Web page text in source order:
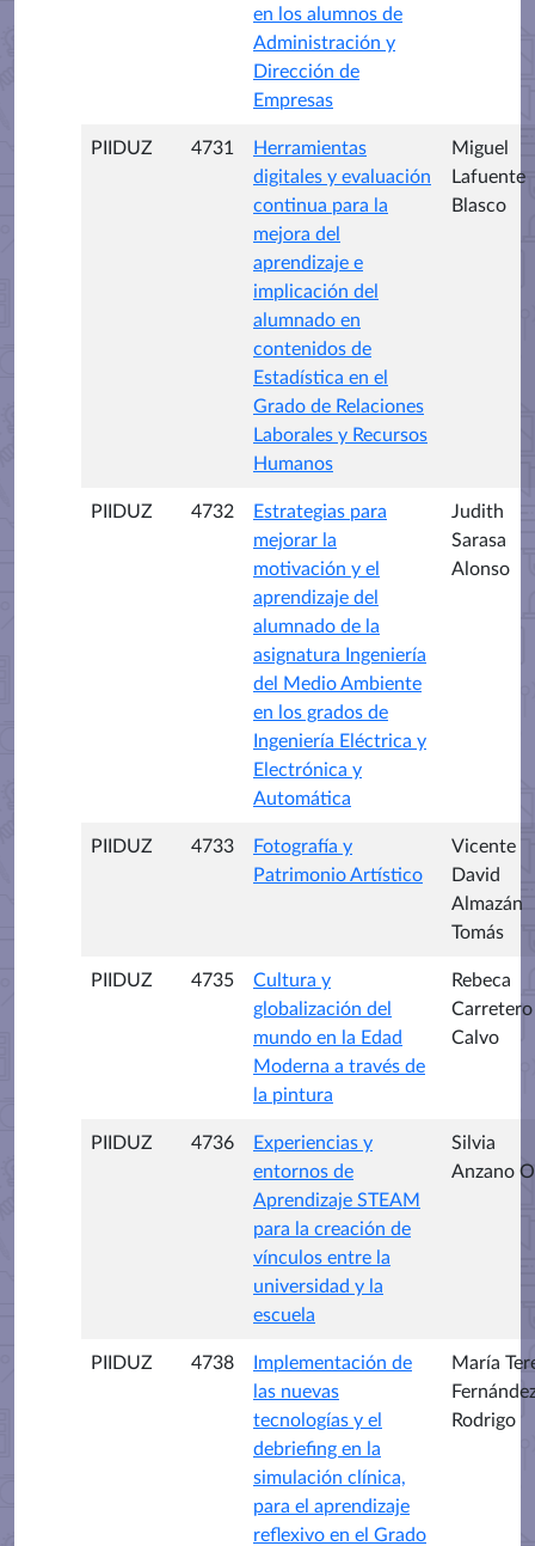
en los alumnos de
Administración y
Dirección de
Empresas
PIIDUZ 4731
Herramientas
digitales y evaluación
continua para la
mejora del
aprendizaje e
implicación del
alumnado en
contenidos de
Estadística en el
Grado de Relaciones
Laborales y Recursos
Humanos
Miguel
Lafuente
Blasco
PIIDUZ 4732
Estrategias para
mejorar la
motivación y el
aprendizaje del
alumnado de la
asignatura Ingeniería
del Medio Ambiente
en los grados de
Ingeniería Eléctrica y
Electrónica y
Automática
Judith
Sarasa
Alonso
PIIDUZ 4733
Fotografía y
Patrimonio Artístico
Vicente
David
Almazán
Tomás
PIIDUZ 4735
Cultura y
globalización del
mundo en la Edad
Moderna a través de
la pintura
Rebeca
Carretero
Calvo
PIIDUZ 4736
Experiencias y
entornos de
Aprendizaje STEAM
para la creación de
vínculos entre la
universidad y la
escuela
Silvia
Anzano
PIIDUZ 4738
Implementación de
las nuevas
tecnologías y el
debriefing en la
simulación clínica,
para el aprendizaje
reflexivo en el Grado
María
Rodrigo